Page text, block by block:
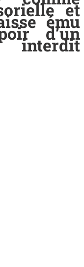
et
ému
d’un
interdit